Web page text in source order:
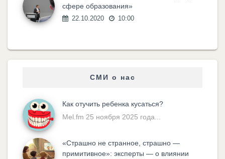
сфере образования»
22.10.2020 10:00
СМИ о нас
Как отучить ребенка кусаться?
Mel.fm 25 ноября 2025 года...
«Cтрашно не странное, страшно —
примитивное»: эксперты — о влиянии